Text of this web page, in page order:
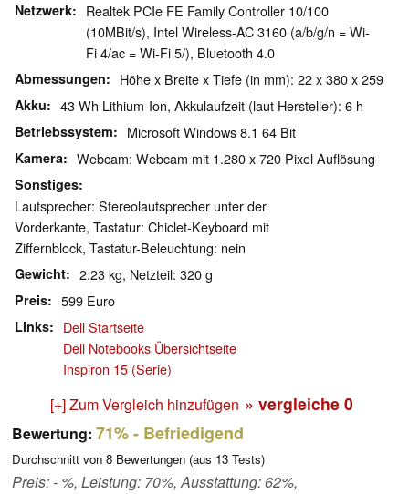
Netzwerk
Realtek PCIe FE Family Controller 10/100
(10MBit/s), Intel Wireless-AC 3160 (a/b/g/n = Wi-
Fi 4/ac = Wi-Fi 5/), Bluetooth 4.0
Abmessungen Höhe x Breite x Tiefe (in mm): 22 x 380 x 259
Akku 43 Wh Lithium-Ion, Akkulaufzeit (laut Hersteller): 6 h
Betriebssystem Microsoft Windows 8.1 64 Bit
Kamera Webcam: Webcam mit 1.280 x 720 Pixel Auflösung
Sonstiges
Lautsprecher: Stereolautsprecher unter der
Vorderkante, Tastatur: Chiclet-Keyboard mit
Ziffernblock, Tastatur-Beleuchtung: nein
Gewicht 2.23 kg, Netzteil: 320 g
Preis 599 Euro
Links
Dell Startseite
Dell Notebooks Übersichtseite
Inspiron 15 (Serie)
[+] Zum Vergleich hinzufügen » vergleiche 0
Bewertung: 71%- Befriedigend
Durchschnitt von 8 Bewertungen (aus 13 Tests)
Preis: - %, Leistung: 70%, Ausstattung: 62%,